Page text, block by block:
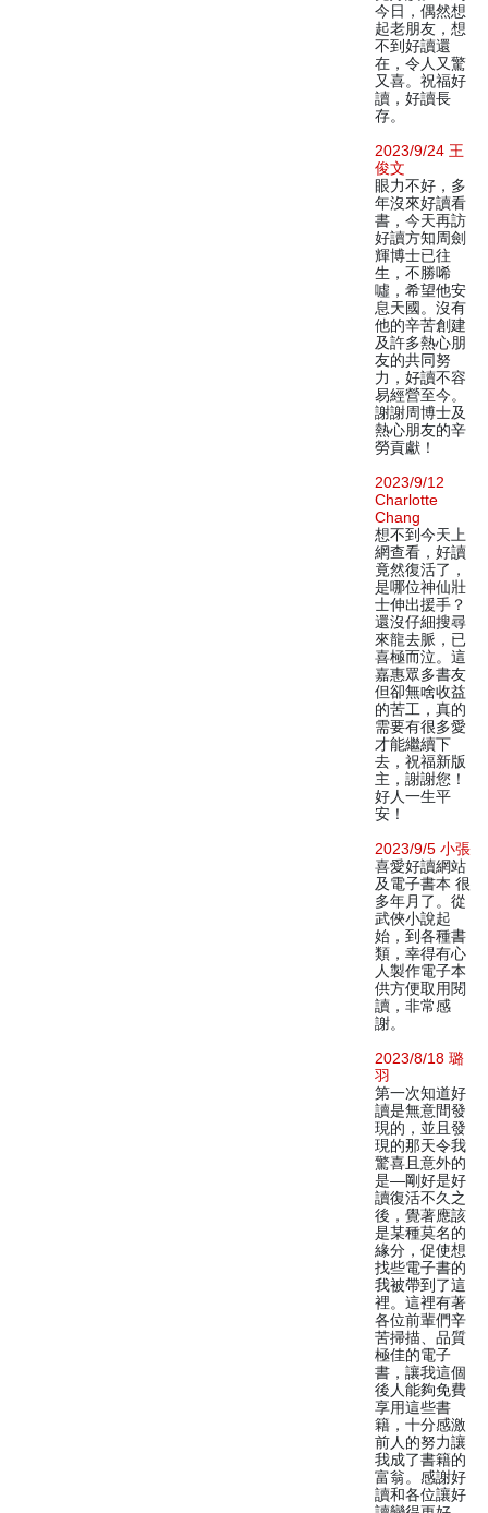
今日，偶然想
起老朋友，想
不到好讀還
在，令人又驚
又喜。祝福好
讀，好讀長
存。
2023/9/24 王
俊文
眼力不好，多
年沒來好讀看
書，今天再訪
好讀方知周劍
輝博士已往
生，不勝唏
噓，希望他安
息天國。沒有
他的辛苦創建
及許多熱心朋
友的共同努
力，好讀不容
易經營至今。
謝謝周博士及
熱心朋友的辛
勞貢獻！
2023/9/12
Charlotte
Chang
想不到今天上
網查看，好讀
竟然復活了，
是哪位神仙壯
士伸出援手？
還沒仔細搜尋
來龍去脈，已
喜極而泣。這
嘉惠眾多書友
但卻無啥收益
的苦工，真的
需要有很多愛
才能繼續下
去，祝福新版
主，謝謝您！
好人一生平
安！
2023/9/5 小張
喜愛好讀網站
及電子書本 很
多年月了。從
武俠小說起
始，到各種書
類，幸得有心
人製作電子本
供方便取用閱
讀，非常感
謝。
2023/8/18 璐
羽
第一次知道好
讀是無意間發
現的，並且發
現的那天令我
驚喜且意外的
是—剛好是好
讀復活不久之
後，覺著應該
是某種莫名的
緣分，促使想
找些電子書的
我被帶到了這
裡。這裡有著
各位前輩們辛
苦掃描、品質
極佳的電子
書，讓我這個
後人能夠免費
享用這些書
籍，十分感激
前人的努力讓
我成了書籍的
富翁。感謝好
讀和各位讓好